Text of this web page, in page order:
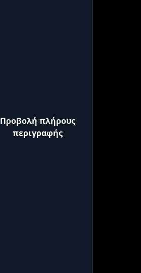
Προβολή πλήρους
περιγραφής